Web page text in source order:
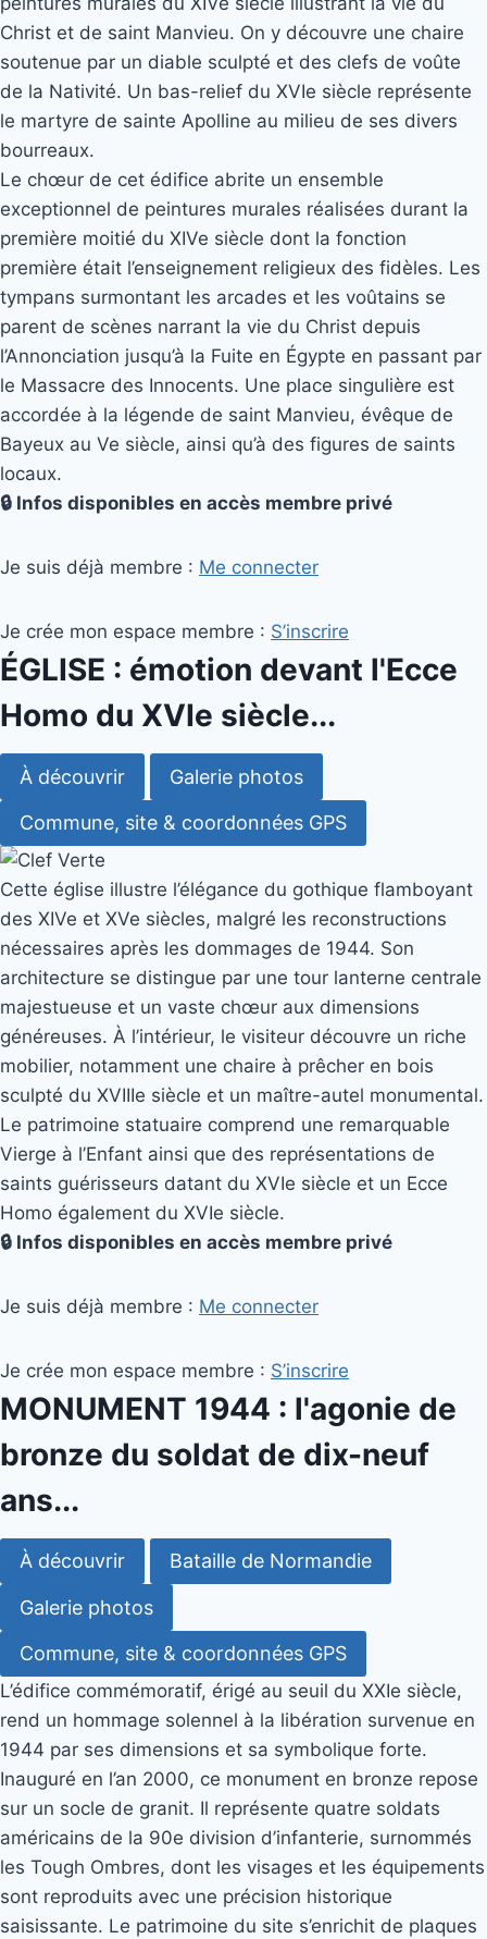
Christ et de saint Manvieu. On y découvre une chaire
soutenue par un diable sculpté et des clefs de voûte
de la Nativité. Un bas-relief du XVIe siècle représente
le martyre de sainte Apolline au milieu de ses divers
bourreaux.
Le chœur de cet édifice abrite un ensemble
exceptionnel de peintures murales réalisées durant la
première moitié du XIVe siècle dont la fonction
première était l’enseignement religieux des fidèles. Les
tympans surmontant les arcades et les voûtains se
parent de scènes narrant la vie du Christ depuis
l’Annonciation jusqu’à la Fuite en Égypte en passant par
le Massacre des Innocents. Une place singulière est
accordée à la légende de saint Manvieu, évêque de
Bayeux au Ve siècle, ainsi qu’à des figures de saints
locaux.
🔒 Infos disponibles en accès membre privé
Je suis déjà membre : Me connecter
Je crée mon espace membre : S’inscrire
ÉGLISE : émotion devant l'Ecce
Homo du XVIe siècle...
À découvrir Galerie photos
Commune, site & coordonnées GPS
Cette église illustre l’élégance du gothique flamboyant
des XIVe et XVe siècles, malgré les reconstructions
nécessaires après les dommages de 1944. Son
architecture se distingue par une tour lanterne centrale
majestueuse et un vaste chœur aux dimensions
généreuses. À l’intérieur, le visiteur découvre un riche
mobilier, notamment une chaire à prêcher en bois
sculpté du XVIIIe siècle et un maître-autel monumental.
Le patrimoine statuaire comprend une remarquable
Vierge à l’Enfant ainsi que des représentations de
saints guérisseurs datant du XVIe siècle et un Ecce
Homo également du XVIe siècle.
🔒 Infos disponibles en accès membre privé
Je suis déjà membre : Me connecter
Je crée mon espace membre : S’inscrire
MONUMENT 1944 : l'agonie de
bronze du soldat de dix-neuf
ans...
À découvrir Bataille de Normandie
Galerie photos
Commune, site & coordonnées GPS
L’édifice commémoratif, érigé au seuil du XXIe siècle,
rend un hommage solennel à la libération survenue en
1944 par ses dimensions et sa symbolique forte.
Inauguré en l’an 2000, ce monument en bronze repose
sur un socle de granit. Il représente quatre soldats
américains de la 90e division d’infanterie, surnommés
les Tough Ombres, dont les visages et les équipements
sont reproduits avec une précision historique
saisissante. Le patrimoine du site s’enrichit de plaques